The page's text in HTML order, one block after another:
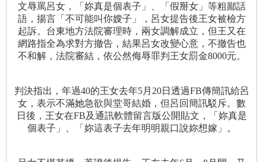
文辱罵呂女，「妳真是個表子」、「假掰女」等粗鄙話
語，揚言「不可能叫你嫂子」，呂女提告後王女被檢方
起訴。台東地方法院審理時，兩女調解成立，但王又在
網路指全為求對方撤告，結果呂女改變心意，不撤告也
不和解，法院審結，依公然侮辱罪判王女罰金8000元。
判決指出，年過40的王女去年5月20日透過FB傳簡訊給呂
女，表示不滿她急欲與堂哥結婚，但呂回簡訊駁斥。數
日後，王女在FB及通訊軟體留言版公開貼文，「妳真是
個表子」、「妳這表子去年明明親口說妳想嫁」。